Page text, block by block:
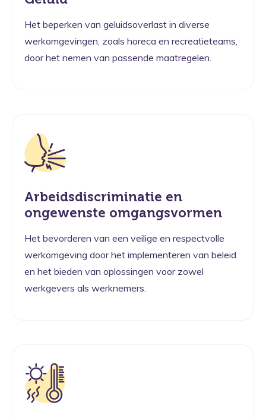
Het beperken van geluidsoverlast in diverse
werkomgevingen, zoals horeca en recreatieteams,
door het nemen van passende maatregelen.
Arbeidsdiscriminatie en
ongewenste omgangsvormen
Het bevorderen van een veilige en respectvolle
werkomgeving door het implementeren van beleid
en het bieden van oplossingen voor zowel
werkgevers als werknemers.